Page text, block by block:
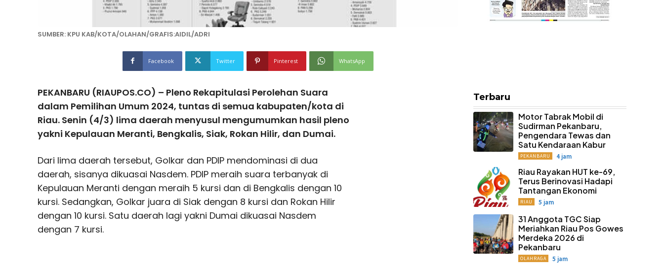
SUMBER: KPU KAB/KOTA/OLAHAN/GRAFIS:AIDIL/ADRI
Facebook Twitter Pinterest WhatsApp
PEKANBARU (RIAUPOS.CO) – Pleno Rekapitulasi Perolehan Suara
dalam Pemilihan Umum 2024, tuntas di semua kabupaten/kota di
Riau. Senin (4/3) lima daerah menyusul mengumumkan hasil pleno
yakni Kepulauan Meranti, Bengkalis, Siak, Rokan Hilir, dan Dumai.
Dari lima daerah tersebut, Golkar dan PDIP mendominasi di dua
daerah, sisanya dikuasai Nasdem. PDIP meraih suara terbanyak di
Kepulauan Meranti dengan meraih 5 kursi dan di Bengkalis dengan 10
kursi. Sedangkan, Golkar juara di Siak dengan 8 kursi dan Rokan Hilir
dengan 10 kursi. Satu daerah lagi yakni Dumai dikuasai Nasdem
dengan 7 kursi.
Terbaru
Motor Tabrak Mobil di
Sudirman Pekanbaru,
Pengendara Tewas dan
Satu Kendaraan Kabur
PEKANBARU 4 jam
Riau Rayakan HUT ke-69,
Terus Berinovasi Hadapi
Tantangan Ekonomi
RIAU 5 jam
31 Anggota TGC Siap
Meriahkan Riau Pos Gowes
Merdeka 2026 di
Pekanbaru
OLAHRAGA 5 jam